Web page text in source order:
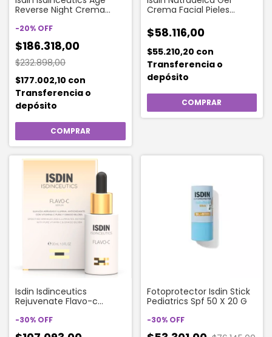
Reverse Night Crema
50ml
-20% OFF
$186.318,00
$232.898,00
$177.002,10 con
Transferencia o
depósito
Crema Facial Pieles
$58.116,00
$55.210,20 con
Transferencia o
depósito
Isdin Isdinceutics
Rejuvenate Flavo-c
-30% OFF
Fotoprotector Isdin Stick
Pediatrics Spf 50 X 20 G
-30% OFF